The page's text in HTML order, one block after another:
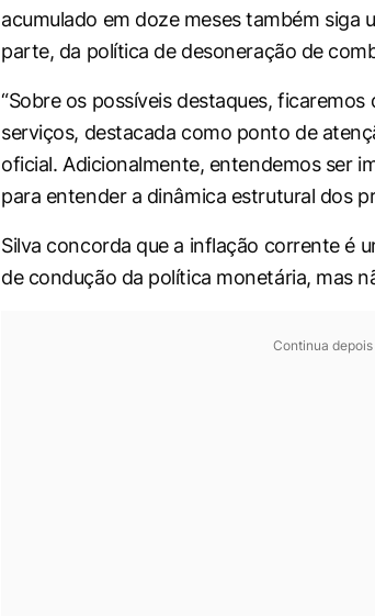
acumulado em doze meses também siga
parte, da política de desoneração de
“Sobre os possíveis destaques,
serviços, destacada como ponto de
oficial. Adicionalmente, entendemos ser
para entender a dinâmica estrutural dos
Silva concorda que a inflação corrente é
de condução da política monetária, mas
Continua